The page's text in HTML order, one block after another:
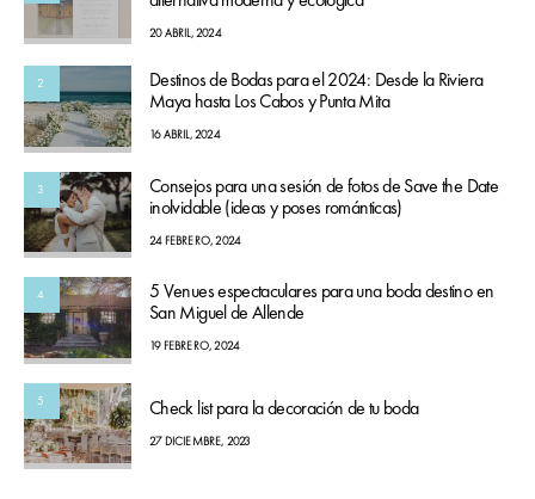
20 ABRIL, 2024
2
Destinos de Bodas para el 2024: Desde la Riviera
Maya hasta Los Cabos y Punta Mita
16 ABRIL, 2024
3
Consejos para una sesión de fotos de Save the Date
inolvidable (ideas y poses románticas)
24 FEBRERO, 2024
4
5 Venues espectaculares para una boda destino en
San Miguel de Allende
19 FEBRERO, 2024
5 Check list para la decoración de tu boda
27 DICIEMBRE, 2023